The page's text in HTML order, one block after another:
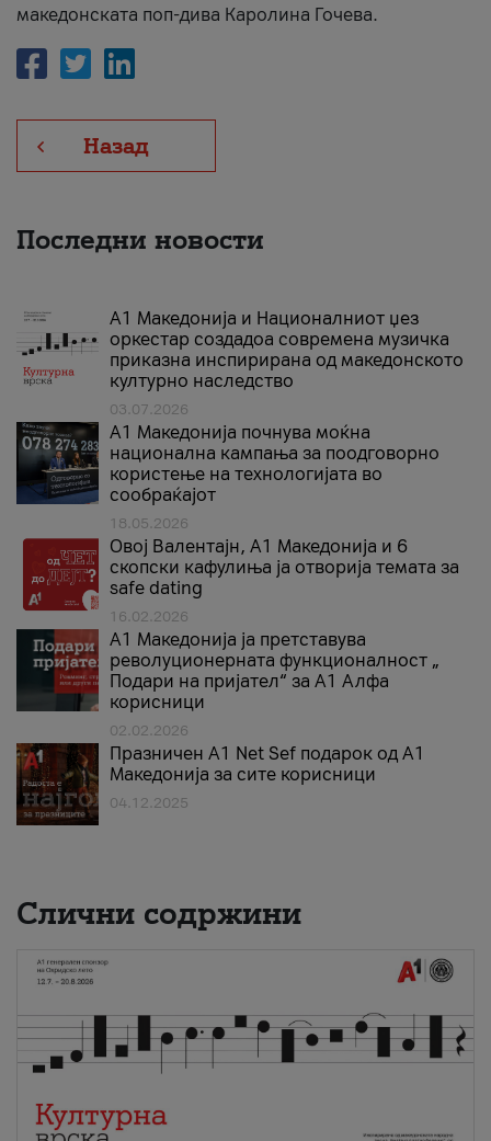
македонската поп-дива Каролина Гочева.
Назад
Последни новости
А1 Македонија и Националниот џез
оркестар создадоа современа музичка
приказна инспирирана од македонското
културно наследство
03.07.2026
A1 Македонија почнува моќна
национална кампања за поодговорно
користење на технологијата во
сообраќајот
18.05.2026
Овој Валентајн, A1 Македонија и 6
скопски кафулиња ја отворија темата за
safe dating
16.02.2026
А1 Македонија ја претставува
револуционерната функционалност „
Подари на пријател“ за А1 Алфа
корисници
02.02.2026
Празничен A1 Net Sеf подарок од А1
Македонија за сите корисници
04.12.2025
Слични содржини